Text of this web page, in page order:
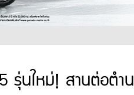
นใหม่! สานต่อตำ